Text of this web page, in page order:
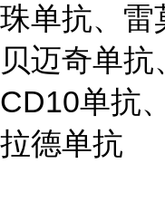
珠单抗、雷
贝迈奇单抗
CD10单抗
拉德单抗